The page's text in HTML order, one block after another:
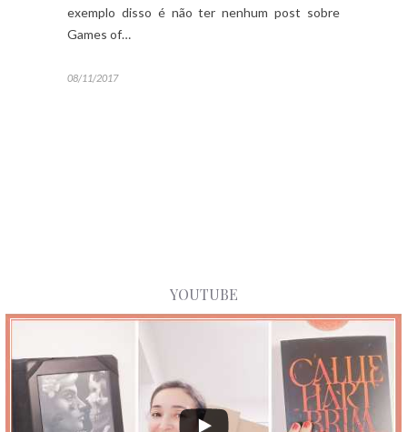
exemplo disso é não ter nenhum post sobre
Games of…
08/11/2017
YOUTUBE